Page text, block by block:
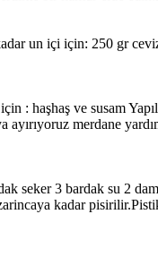
un içi için: 250 gr
haşhaş ve susam
merdane
seker 3 bardak su 2
kadar